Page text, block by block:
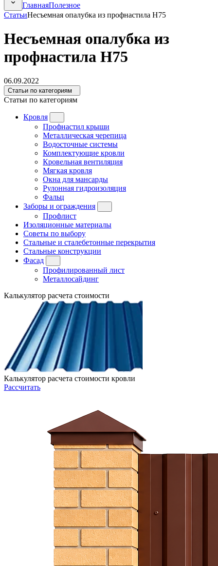
ГлавнаяПолезное
СтатьиНесъемная опалубка из профнастила Н75
Несъемная опалубка из
профнастила Н75
06.09.2022
Статьи по категориям
Статьи по категориям
Кровля
Профнастил крыши
Металлическая черепица
Водосточные системы
Комплектующие кровли
Кровельная вентиляция
Мягкая кровля
Окна для мансарды
Рулонная гидроизоляция
Фальц
Заборы и ограждения
Профлист
Изоляционные материалы
Советы по выбору
Стальные и сталебетонные перекрытия
Стальные конструкции
Фасад
Профилированный лист
Металлосайдинг
Калькулятор расчета стоимости
Калькулятор расчета стоимости кровли
Рассчитать